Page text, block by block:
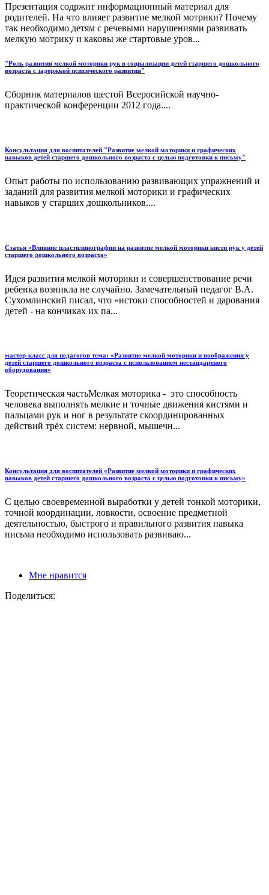
Презентация содржит информационный материал для
родителей. На что влияет развитие мелкой мотрики? Почему
так необходимо детям с речевыми нарушениями развивать
мелкую мотрику и каковы же стартовые уров...
"Роль развития мелкой моторики рук в социализации детей старшего дошкольного
возраста с задержкой психического развития"
Сборник материалов шестой Всеросийской научно-
практической конференции 2012 года....
Консультация для воспитателей "Развитие мелкой моторики и графических
навыков детей старшего дошкольного возраста с целью подготовки к письму"
Опыт работы по использованию развивающих упражнений и
заданий для развития мелкой моторики и графических
навыков у старших дошкольников....
Статья «Влияние пластилинографии на развитие мелкой моторики кисти рук у детей
старшего дошкольного возраста»
Идея развития мелкой моторики и совершенствование речи
ребенка возникла не случайно. Замечательный педагог В.А.
Сухомлинский писал, что «истоки способностей и дарования
детей - на кончиках их па...
мастер-класс для педагогов тема: «Развитие мелкой моторики и воображения у
детей старшего дошкольного возраста с использованием нестандартного
оборудования»
Теоретическая частьМелкая моторика - это способность
человека выполнять мелкие и точные движения кистями и
пальцами рук и ног в результате скоординированных
действий трёх систем: нервной, мышечн...
Консультация для воспитателей «Развитие мелкой моторики и графических
навыков детей старшего дошкольного возраста с целью подготовки к письму»
С целью своевременной выработки у детей тонкой моторики,
точной координации, ловкости, освоение предметной
деятельностью, быстрого и правильного развития навыка
письма необходимо использовать развиваю...
Мне нравится
Поделиться: